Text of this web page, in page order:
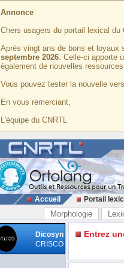
Annonce
Chers usagers du portail lexical du
Après vingt ans de bons et loyaux
septembre 2026. Celle-ci apporte
également de nouvelles
Vous pouvez tester la nouvelle
En vous remerciant,
L'équipe du CNRTL
Accueil Portail
Morphologie
Dicosyn
CRISCO
Entrez